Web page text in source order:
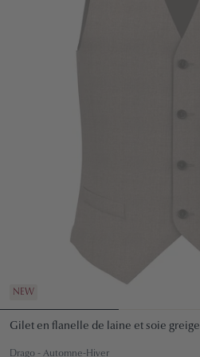
NEW
Gilet en flanelle de laine et soie greige
Drago - Automne-Hiver